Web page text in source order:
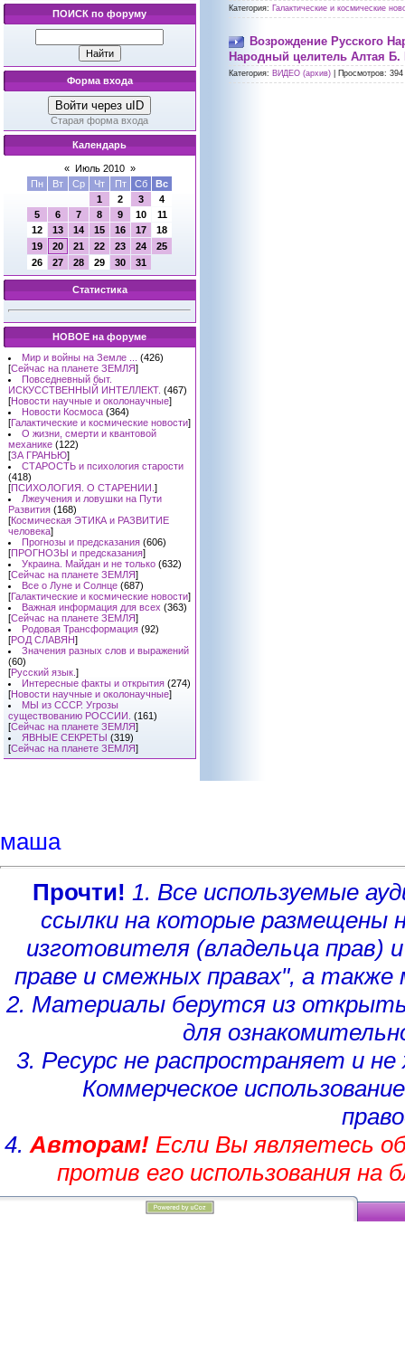
ПОИСК по форуму
Форма входа
Войти через uID
Старая форма входа
Календарь
« Июль 2010 »
Пн
Вт Ср Чт Пт Сб
Вс
1
2 3
4
5
6 7 8 9 10
11
12
13 14 15 16 17
18
19
20 21 22 23 24
25
26
27 28 29 30 31
Статистика
НОВОЕ на форуме
Мир и войны на Земле ...
(426)
[Сейчас на планете ЗЕМЛЯ]
Повседневный быт.
ИСКУССТВЕННЫЙ ИНТЕЛЛЕКТ. (467)
[Новости научные и околонаучные]
Новости Космоса (364)
[Галактические и космические новости]
О жизни, смерти и квантовой
механике (122)
[ЗА ГРАНЬЮ]
СТАРОСТЬ и психология старости
(418)
[ПСИХОЛОГИЯ. О СТАРЕНИИ. ]
Лжеучения и ловушки на Пути
Развития (168)
[Космическая ЭТИКА и РАЗВИТИЕ
человека]
Прогнозы и предсказания (606)
[ПРОГНОЗЫ и предсказания]
Украина. Майдан и не только (632)
[Сейчас на планете ЗЕМЛЯ]
Все о Луне и Солнце (687)
[Галактические и космические новости]
Важная информация для всех (363)
[Сейчас на планете ЗЕМЛЯ]
Родовая Трансформация (92)
[РОД СЛАВЯН]
Значения разных слов и выражений
(60)
[Русский язык. ]
Интересные факты и открытия (274)
[Новости научные и околонаучные]
МЫ из СССР. Угрозы
существованию РОССИИ. (161)
[Сейчас на планете ЗЕМЛЯ]
ЯВНЫЕ СЕКРЕТЫ (319)
[Сейчас на планете ЗЕМЛЯ]
Категория: Галактические и космические
Возрождение Русского
Народный целитель Алтая
Категория: ВИДЕО (архив) Просмотров: 394
маша
Прочти! 1. Все используемые
ссылки на которые размещены
изготовителя (владельца прав)
праве и смежных правах", а
2. Материалы берутся из
для
3. Ресурс не распространяет и
Коммерческое
4. Авторам!Если Вы являетесь
против его использования на